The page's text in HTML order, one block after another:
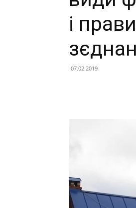
і
07.02.2019